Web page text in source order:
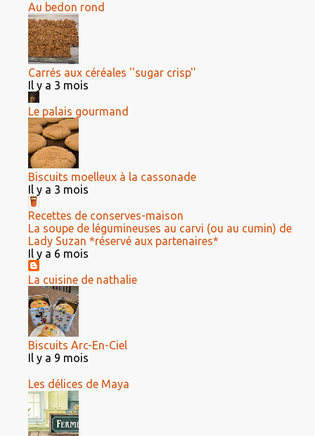
Au bedon rond
Carrés aux céréales ''sugar crisp''
Il y a 3 mois
Le palais gourmand
Biscuits moelleux à la cassonade
Il y a 3 mois
Recettes de conserves-maison
La soupe de légumineuses au carvi (ou au cumin) de
Lady Suzan *réservé aux partenaires*
Il y a 6 mois
La cuisine de nathalie
Biscuits Arc-En-Ciel
Il y a 9 mois
Les délices de Maya